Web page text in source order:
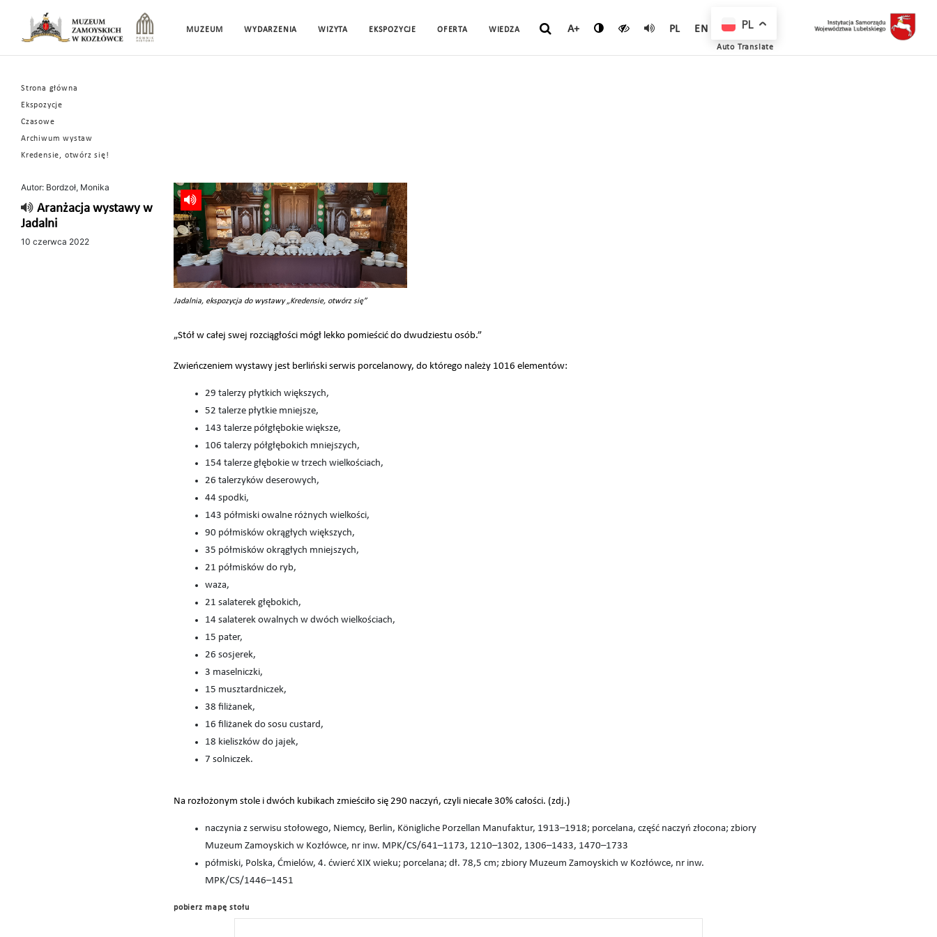
MUZEUM WYDARZENIA WIZYTA EKSPOZYCJE OFERTA WIEDZA A+ PL EN
Strona główna
Ekspozycje
Czasowe
Archiwum wystaw
Kredensie, otwórz się!
Autor: Bordzoł, Monika
Aranżacja wystawy w
Jadalni
10 czerwca 2022
Jadalnia, ekspozycja do wystawy „Kredensie, otwórz się”
„Stół w całej swej rozciągłości mógł lekko pomieścić do dwudziestu osób.”
Zwieńczeniem wystawy jest berliński serwis porcelanowy, do którego należy 1016 elementów:
29 talerzy płytkich większych,
52 talerze płytkie mniejsze,
143 talerze półgłębokie większe,
106 talerzy półgłębokich mniejszych,
154 talerze głębokie w trzech wielkościach,
26 talerzyków deserowych,
44 spodki,
143 półmiski owalne różnych wielkości,
90 półmisków okrągłych większych,
35 półmisków okrągłych mniejszych,
21 półmisków do ryb,
waza,
21 salaterek głębokich,
14 salaterek owalnych w dwóch wielkościach,
15 pater,
26 sosjerek,
3 maselniczki,
15 musztardniczek,
38 filiżanek,
16 filiżanek do sosu custard,
18 kieliszków do jajek,
7 solniczek.
Na rozłożonym stole i dwóch kubikach zmieściło się 290 naczyń, czyli niecałe 30% całości. (zdj.)
naczynia z serwisu stołowego, Niemcy, Berlin, Königliche Porzellan Manufaktur, 1913–1918; porcelana, część naczyń złocona; zbiory
Muzeum Zamoyskich w Kozłówce, nr inw. MPK/CS/641–1173, 1210–1302, 1306–1433, 1470–1733
półmiski, Polska, Ćmielów, 4. ćwierć XIX wieku; porcelana; dł. 78,5 cm; zbiory Muzeum Zamoyskich w Kozłówce, nr inw.
MPK/CS/1446–1451
pobierz mapę stołu
PL
Auto Translate